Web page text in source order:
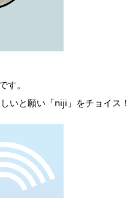
。
いと願い「niji」をチョイス！